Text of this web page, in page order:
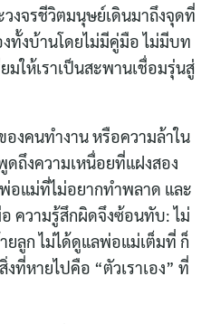
วงจรชีวิตมนุษย์เดินมาถึงจุดที่
ทั้งบ้านโดยไม่มีคู่มือ ไม่มีบท
ยมให้เราเป็นสะพานเชื่อมรุ่นสู่
งคนทำงาน หรือความล้าใน
ดถึงความเหนื่อยที่แฝงสอง
อแม่ที่ไม่อยากทำพลาด และ
ความรู้สึกผิดจึงซ้อนทับ: ไม่
ลูก ไม่ได้ดูแลพ่อแม่เต็มที่ ก็
หายไปคือ “ตัวเราเอง” ที่